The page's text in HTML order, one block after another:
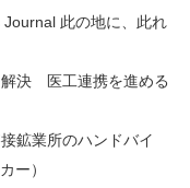
Journal 此の地に、此れ
解決 医工連携を進める
鉱業所のハンドバイ
ー）